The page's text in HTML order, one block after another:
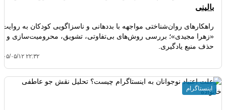
بالینی
راهکارهای روان‌شناختی مواجهه با بددهانی و ناسزاگویی کودکان به روایت
«زهرا مجیدی»؛ بررسی روش‌های بی‌تفاوتی، تشویق، محرومیت‌سازی و
حذف منبع یادگیری.
۱۴۰۵/۰۵/۱۲
اینستاگرام